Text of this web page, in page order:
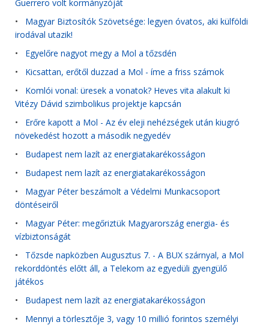
Guerrero volt kormányzóját
• Magyar Biztosítók Szövetsége: legyen óvatos, aki külföldi
irodával utazik!
• Egyelőre nagyot megy a Mol a tőzsdén
• Kicsattan, erőtől duzzad a Mol - íme a friss számok
• Komlói vonal: üresek a vonatok? Heves vita alakult ki
Vitézy Dávid szimbolikus projektje kapcsán
• Erőre kapott a Mol - Az év eleji nehézségek után kiugró
növekedést hozott a második negyedév
• Budapest nem lazít az energiatakarékosságon
• Budapest nem lazít az energiatakarékosságon
• Magyar Péter beszámolt a Védelmi Munkacsoport
döntéseiről
• Magyar Péter: megőriztük Magyarország energia- és
vízbiztonságát
• Tőzsde napközben Augusztus 7. - A BUX szárnyal, a Mol
rekorddöntés előtt áll, a Telekom az egyedüli gyengülő
játékos
• Budapest nem lazít az energiatakarékosságon
• Mennyi a törlesztője 3, vagy 10 millió forintos személyi